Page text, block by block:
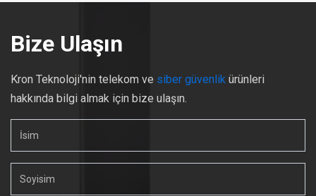
Bize Ulaşın
Kron Teknoloji'nin telekom ve siber güvenlik ürünleri
hakkında bilgi almak için bize ulaşın.